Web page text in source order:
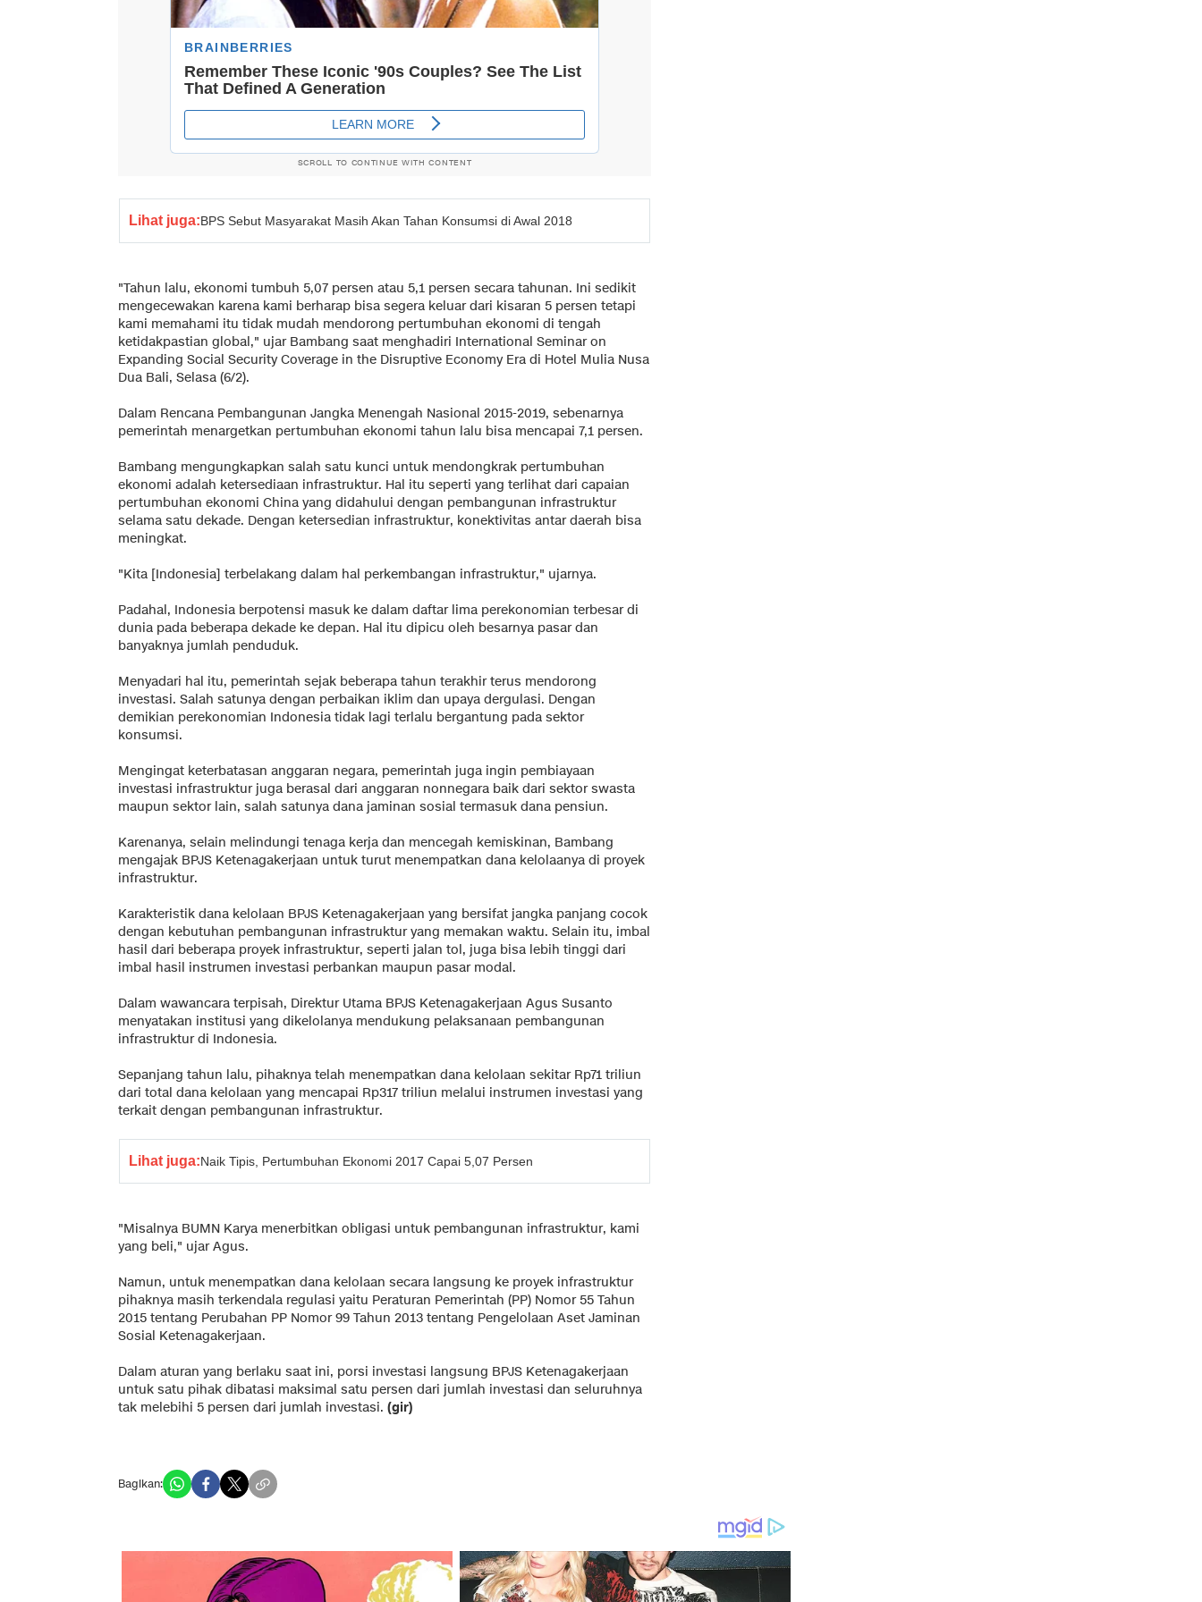
SCROLL TO CONTINUE WITH CONTENT
Lihat juga:BPS Sebut Masyarakat Masih Akan Tahan Konsumsi di Awal 2018
"Tahun lalu, ekonomi tumbuh 5,07 persen atau 5,1 persen secara tahunan. Ini sedikit
mengecewakan karena kami berharap bisa segera keluar dari kisaran 5 persen tetapi
kami memahami itu tidak mudah mendorong pertumbuhan ekonomi di tengah
ketidakpastian global," ujar Bambang saat menghadiri International Seminar on
Expanding Social Security Coverage in the Disruptive Economy Era di Hotel Mulia Nusa
Dua Bali, Selasa (6/2).
Dalam Rencana Pembangunan Jangka Menengah Nasional 2015-2019, sebenarnya
pemerintah menargetkan pertumbuhan ekonomi tahun lalu bisa mencapai 7,1 persen.
Bambang mengungkapkan salah satu kunci untuk mendongkrak pertumbuhan
ekonomi adalah ketersediaan infrastruktur. Hal itu seperti yang terlihat dari capaian
pertumbuhan ekonomi China yang didahului dengan pembangunan infrastruktur
selama satu dekade. Dengan ketersedian infrastruktur, konektivitas antar daerah bisa
meningkat.
"Kita [Indonesia] terbelakang dalam hal perkembangan infrastruktur," ujarnya.
Padahal, Indonesia berpotensi masuk ke dalam daftar lima perekonomian terbesar di
dunia pada beberapa dekade ke depan. Hal itu dipicu oleh besarnya pasar dan
banyaknya jumlah penduduk.
Menyadari hal itu, pemerintah sejak beberapa tahun terakhir terus mendorong
investasi. Salah satunya dengan perbaikan iklim dan upaya dergulasi. Dengan
demikian perekonomian Indonesia tidak lagi terlalu bergantung pada sektor
konsumsi.
Mengingat keterbatasan anggaran negara, pemerintah juga ingin pembiayaan
investasi infrastruktur juga berasal dari anggaran nonnegara baik dari sektor swasta
maupun sektor lain, salah satunya dana jaminan sosial termasuk dana pensiun.
Karenanya, selain melindungi tenaga kerja dan mencegah kemiskinan, Bambang
mengajak BPJS Ketenagakerjaan untuk turut menempatkan dana kelolaanya di proyek
infrastruktur.
Karakteristik dana kelolaan BPJS Ketenagakerjaan yang bersifat jangka panjang cocok
dengan kebutuhan pembangunan infrastruktur yang memakan waktu. Selain itu, imbal
hasil dari beberapa proyek infrastruktur, seperti jalan tol, juga bisa lebih tinggi dari
imbal hasil instrumen investasi perbankan maupun pasar modal.
Dalam wawancara terpisah, Direktur Utama BPJS Ketenagakerjaan Agus Susanto
menyatakan institusi yang dikelolanya mendukung pelaksanaan pembangunan
infrastruktur di Indonesia.
Sepanjang tahun lalu, pihaknya telah menempatkan dana kelolaan sekitar Rp71 triliun
dari total dana kelolaan yang mencapai Rp317 triliun melalui instrumen investasi yang
terkait dengan pembangunan infrastruktur.
Lihat juga:Naik Tipis, Pertumbuhan Ekonomi 2017 Capai 5,07 Persen
"Misalnya BUMN Karya menerbitkan obligasi untuk pembangunan infrastruktur, kami
yang beli," ujar Agus.
Namun, untuk menempatkan dana kelolaan secara langsung ke proyek infrastruktur
pihaknya masih terkendala regulasi yaitu Peraturan Pemerintah (PP) Nomor 55 Tahun
2015 tentang Perubahan PP Nomor 99 Tahun 2013 tentang Pengelolaan Aset Jaminan
Sosial Ketenagakerjaan.
Dalam aturan yang berlaku saat ini, porsi investasi langsung BPJS Ketenagakerjaan
untuk satu pihak dibatasi maksimal satu persen dari jumlah investasi dan seluruhnya
tak melebihi 5 persen dari jumlah investasi. (gir)
Bagikan: